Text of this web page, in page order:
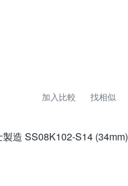
加入比較 找相似
造 SS08K102-S14 (34mm)